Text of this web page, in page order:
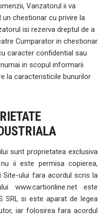
Vanzatorul ii va
chestionar cu privire la
isi rezerva dreptul de a
Cumparator in chestionar
caracter confidential sau
in scopul informarii
la caracteristicile bunurilor
sunt proprietatea exclusiva
ii este permisa copierea,
Site-ului fara acordul scris la
www.cartionline.net este
SRL si este aparat de legea
iar folosirea fara acordul